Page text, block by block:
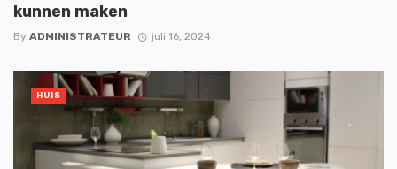
kunnen maken
By ADMINISTRATEUR juli 16, 2024
HUIS